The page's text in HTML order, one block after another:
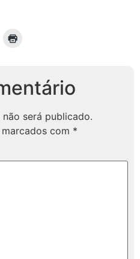
será publicado.
com *